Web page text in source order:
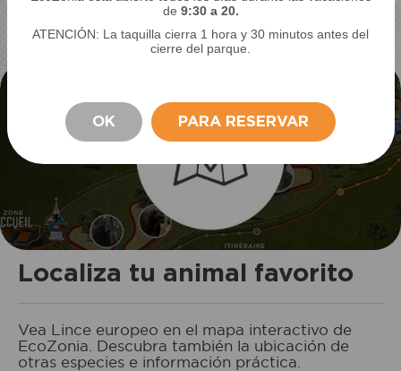
Localiza tu animal favorito
Vea Lince europeo en el mapa interactivo de
EcoZonia. Descubra también la ubicación de
otras especies e información práctica.
PERMANECER
de 9:30 a 20.
ATENCIÓN: La taquilla cierra 1 hora y 30 minutos antes del
cierre del parque.
OK PARA RESERVAR